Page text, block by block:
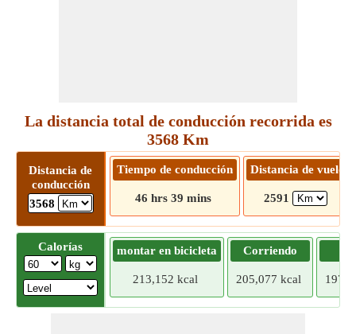
La distancia total de conducción recorrida es
3568 Km
Distancia de
conducción
3568
Tiempo de conducción
46 hrs 39 mins
Distancia de vuelo
2591
Calorías montar en bicicleta
213,152 kcal
Corriendo
205,077 kcal